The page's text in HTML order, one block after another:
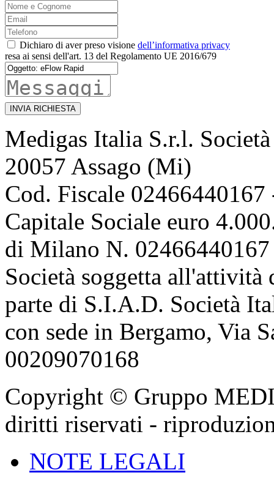
Dichiaro di aver preso visione dell’informativa privacy
resa ai sensi dell'art. 13 del Regolamento UE 2016/679
INVIA RICHIESTA
Medigas Italia S.r.l.
20057 Assago (Mi)
Cod. Fiscale
Capitale Sociale euro
di Milano N.
Società soggetta
parte di S.I.A.D. Società
con sede in Bergamo, Via
00209070168
Copyright © Gruppo
diritti riservati -
NOTE LEGALI